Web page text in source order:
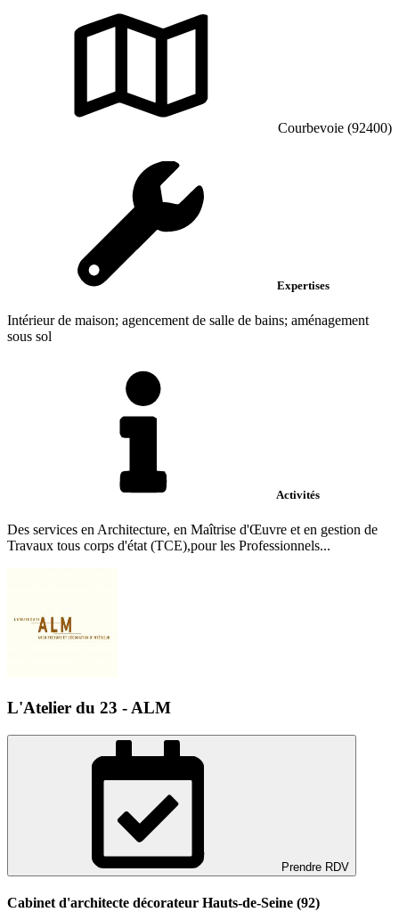
Courbevoie (92400)
Expertises
Intérieur de maison; agencement de salle de bains; aménagement
sous sol
Activités
Des services en Architecture, en Maîtrise d'Œuvre et en gestion de
Travaux tous corps d'état (TCE),pour les Professionnels...
L'Atelier du 23 - ALM
Prendre RDV
Cabinet d'architecte décorateur Hauts-de-Seine (92)